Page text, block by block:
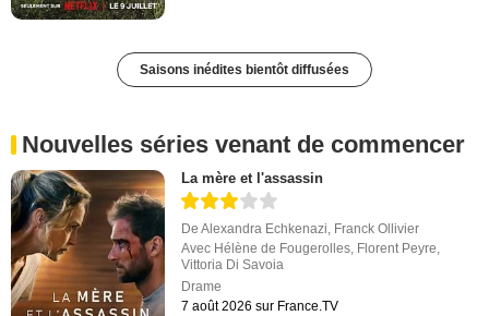
Saisons inédites bientôt diffusées
Nouvelles séries venant de commencer
La mère et l'assassin
DeAlexandra Echkenazi, Franck Ollivier
Avec Hélène de Fougerolles, Florent Peyre,
Vittoria Di Savoia
Drame
7 août 2026 sur France.TV